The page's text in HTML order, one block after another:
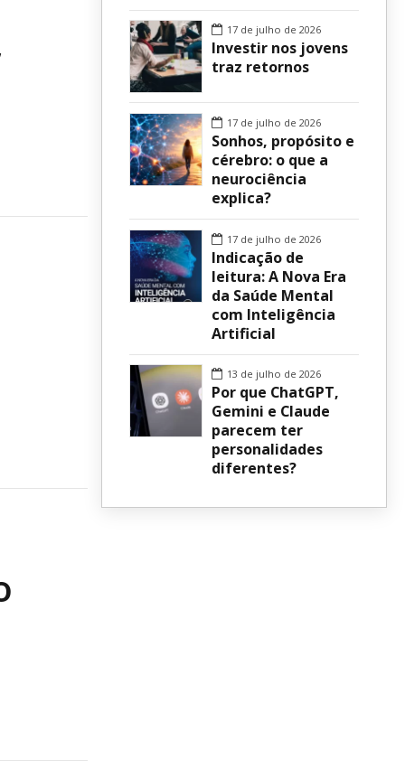
17 de julho de 2026
Investir nos jovens
traz retornos
17 de julho de 2026
Sonhos, propósito e
cérebro: o que a
neurociência
explica?
17 de julho de 2026
Indicação de
leitura: A Nova Era
da Saúde Mental
com Inteligência
Artificial
13 de julho de 2026
Por que ChatGPT,
Gemini e Claude
parecem ter
personalidades
diferentes?